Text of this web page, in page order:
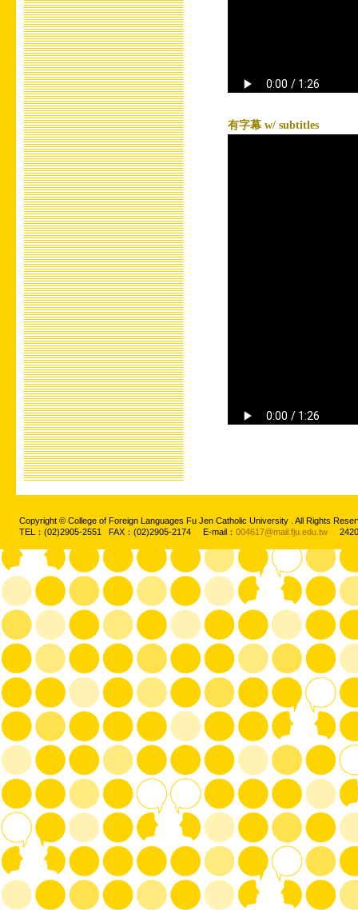
有字幕 w/ subtitles
Copyright © College of Foreign Languages Fu Jen Catholic University . All Rights
TEL：(02)2905-2551 FAX：(02)2905-2174 E-mail： 004617@mail.fju.edu.tw